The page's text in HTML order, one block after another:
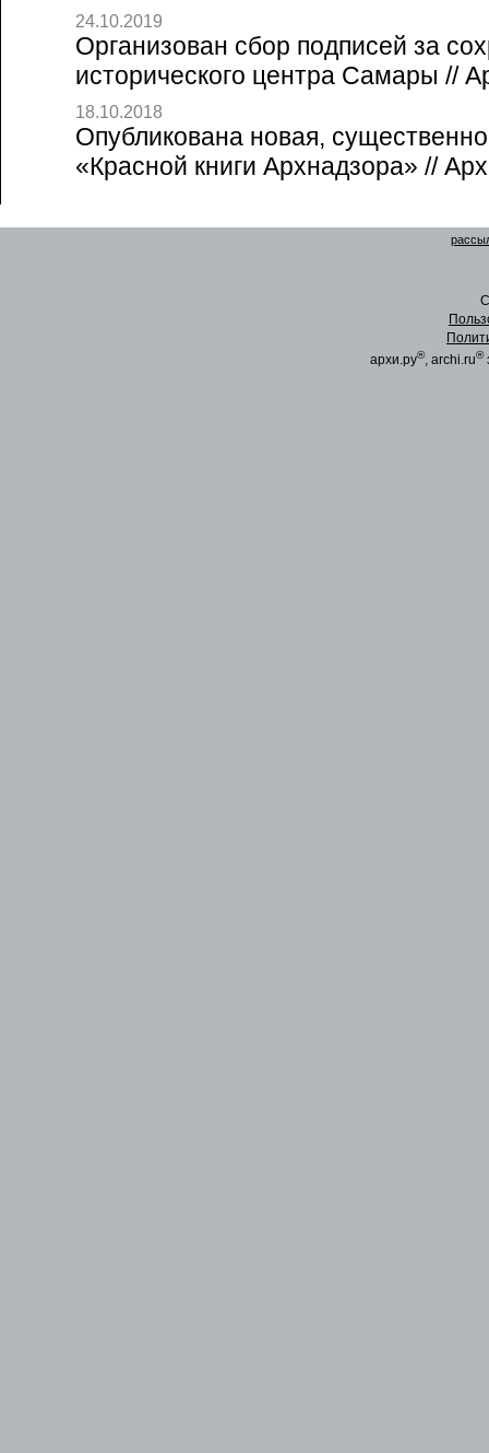
24.10.2019
Организован сбор подписей за
исторического центра Самары //
18.10.2018
Опубликована новая,
«Красной книги Архнадзора» //
архи.ру®, archi.ru®